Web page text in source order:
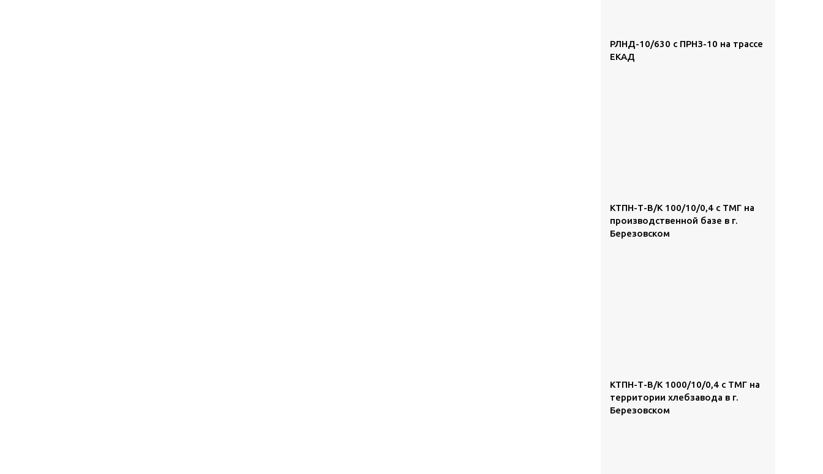
РЛНД-10/630 с ПРНЗ-10 на трассе
ЕКАД
КТПН-Т-В/К 100/10/0,4 с ТМГ на
производственной базе в г.
Березовском
КТПН-Т-В/К 1000/10/0,4 с ТМГ на
территории хлебзавода в г.
Березовском